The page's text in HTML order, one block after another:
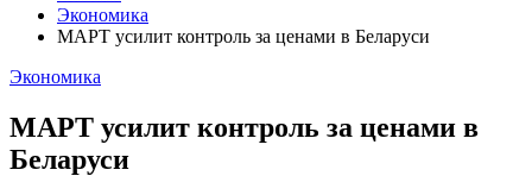
Экономика
МАРТ усилит контроль за ценами в Беларуси
Экономика
МАРТ усилит контроль за ценами в
Беларуси